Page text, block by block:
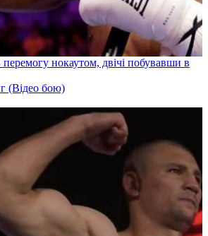
нокаутом, двічі побувавши в
(Відео бою)